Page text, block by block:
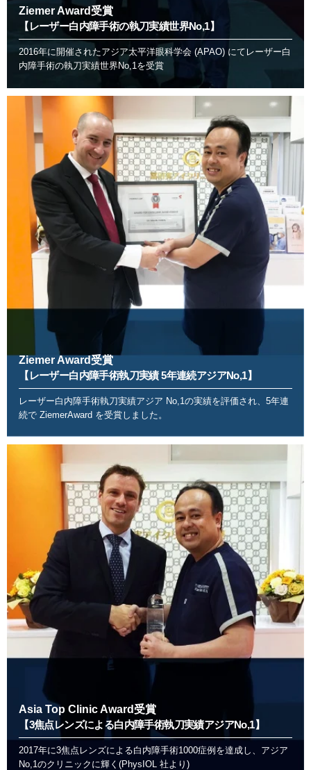
Ziemer Award受賞
【レーザー白内障手術の執刀実績世界No,1】
2016年に開催されたアジア太平洋眼科学会 (APAO) にてレーザー白
内障手術の執刀実績世界No,1を受賞
Ziemer Award受賞
【レーザー白内障手術執刀実績 5年連続アジアNo,1】
レーザー白内障手術執刀実績アジア No,1の実績を評価され、5年連
続で ZiemerAward を受賞しました。
Asia Top Clinic Award受賞
【3焦点レンズによる白内障手術執刀実績アジアNo,1】
2017年に3焦点レンズによる白内障手術1000症例を達成し、アジア
No,1のクリニックに輝く(PhysIOL 社より)